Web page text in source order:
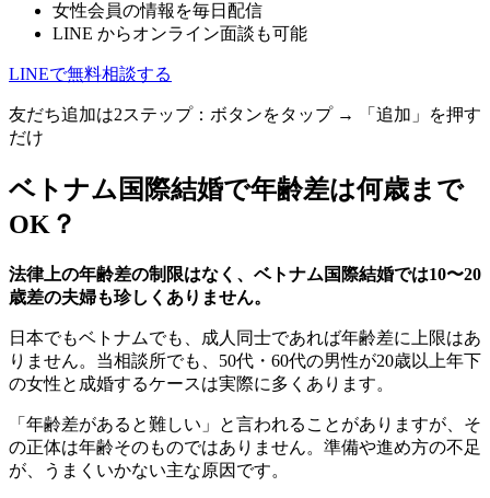
女性会員の情報を毎日配信
LINE からオンライン面談も可能
LINEで無料相談する
友だち追加は2ステップ：ボタンをタップ → 「追加」を押す
だけ
ベトナム国際結婚で年齢差は何歳まで
OK？
法律上の年齢差の制限はなく、ベトナム国際結婚では10〜20
歳差の夫婦も珍しくありません。
日本でもベトナムでも、成人同士であれば年齢差に上限はあ
りません。当相談所でも、50代・60代の男性が20歳以上年下
の女性と成婚するケースは実際に多くあります。
「年齢差があると難しい」と言われることがありますが、そ
の正体は年齢そのものではありません。準備や進め方の不足
が、うまくいかない主な原因です。